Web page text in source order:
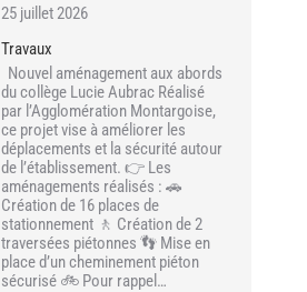
25 juillet 2026
Travaux
Nouvel aménagement aux abords
du collège Lucie Aubrac Réalisé
par l’Agglomération Montargoise,
ce projet vise à améliorer les
déplacements et la sécurité autour
de l’établissement. 👉 Les
aménagements réalisés : 🚗
Création de 16 places de
stationnement 🚶 Création de 2
traversées piétonnes 👣 Mise en
place d’un cheminement piéton
sécurisé 🚲 Pour rappel…